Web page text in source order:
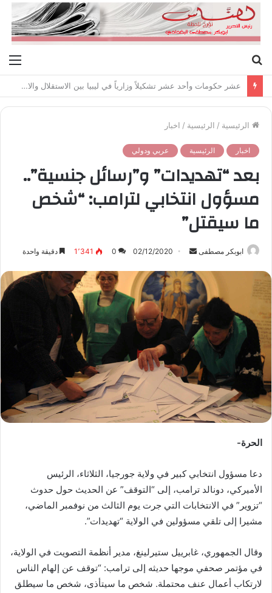
عن
عشر حكومات وأحد عشر تشكيلاً وزارياً في ليبيا بين الاستقلال والانقلاب (1951 – 1969)
الرئيسية / الرئيسية / اخبار
اخبار الرئيسية عربي ودولي
بعد “تهديدات” و”رسائل جنسية”..
مسؤول انتخابي لترامب: “شخص
ما سيقتل”
ابوبكر مصطفى
س
ل
ب
ر
د
إ
ك
ت
02/12/2020
0 1٬341 دقيقة واحدة
الحرة-
دعا مسؤول انتخابي كبير في ولاية جورجيا، الثلاثاء، الرئيس
الأميركي، دونالد ترامب، إلى “التوقف” عن الحديث حول حدوث
“تزوير” في الانتخابات التي جرت يوم الثالث من نوفمبر الماضي،
مشيرا إلى تلقي مسؤولين في الولاية “تهديدات”.
وقال الجمهوري، غابرييل ستيرلينغ، مدير أنظمة التصويت في الولاية،
في مؤتمر صحفي موجها حديثه إلى ترامب: “توقف عن إلهام الناس
لارتكاب أعمال عنف محتملة. شخص ما سيتأذى، شخص ما سيطلق